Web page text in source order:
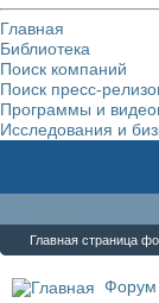
Главная
Библиотека
Поиск компаний
Поиск пресс-
Программы и
Исследования и
Главная страница
Форум